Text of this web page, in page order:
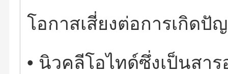
โอกาสเสี่ยงต่อการเกิดปั
• นิวคลีโอไทด์ซึ่งเป็นสา